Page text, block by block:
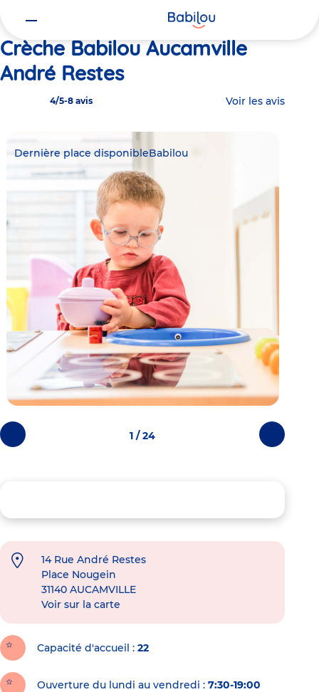
Crèche Babilou Aucamville
André Restes
4/5-8 avis Voir les avis
Photos
précédentes
Photos
suivantes
Dernière place disponibleBabilou
1 / 24
14 Rue André Restes
Place Nougein
31140 AUCAMVILLE
Voir sur la carte
Capacité d'accueil 22
Ouverture du lundi au vendredi : 7:30-19:00